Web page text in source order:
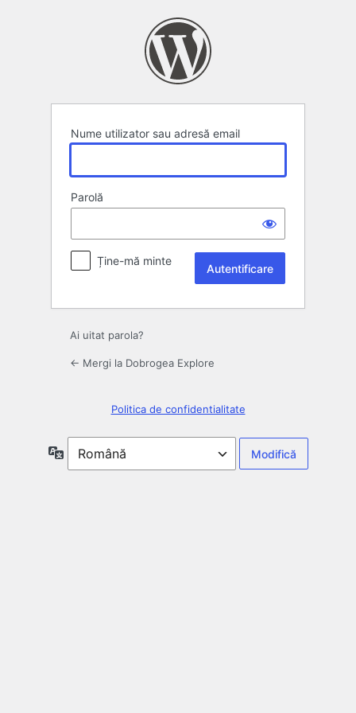
Nume utilizator sau adresă email
Parolă
Ține-mă minte
Ai uitat parola?
← Mergi la Dobrogea Explore
Politica de confidentialitate
Limbă